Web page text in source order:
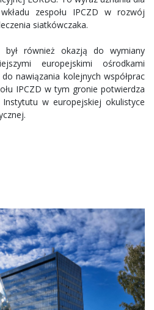
zespołu IPCZD w rozwój
siatkówczaka.
był również okazją do wymiany
europejskimi ośrodkami
nawiązania kolejnych współprac
IPCZD w tym gronie potwierdza
w europejskiej okulistyce